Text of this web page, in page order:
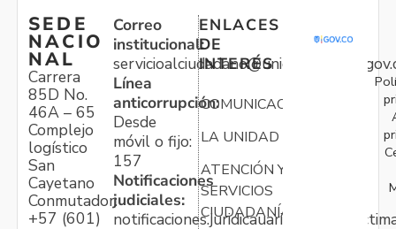
SEDE
NACIO
NAL
Carrera
85D No.
46A – 65
Complejo
logístico
San
Cayetano
Conmutador:
+57 (601)
Correo
institucional:
Línea
anticorrupción:
Desde
móvil o fijo:
157
Notificaciones
judiciales:
ENLACES
DE
INTERÉS
COMUNICACIONES
LA UNIDAD
ATENCIÓN Y
SERVICIOS
CIUDADANÍA